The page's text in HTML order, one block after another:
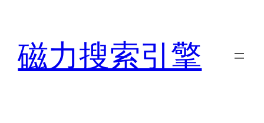
磁力搜索引擎